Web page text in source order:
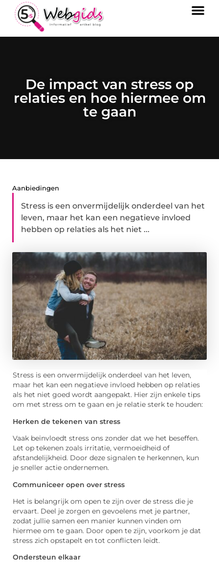
De impact van stress op
relaties en hoe hiermee om
te gaan
Aanbiedingen
Stress is een onvermijdelijk onderdeel van het
leven, maar het kan een negatieve invloed
hebben op relaties als het niet ...
Stress is een onvermijdelijk onderdeel van het leven,
maar het kan een negatieve invloed hebben op relaties
als het niet goed wordt aangepakt. Hier zijn enkele tips
om met stress om te gaan en je relatie sterk te houden:
Herken de tekenen van stress
Vaak beïnvloedt stress ons zonder dat we het beseffen.
Let op tekenen zoals irritatie, vermoeidheid of
afstandelijkheid. Door deze signalen te herkennen, kun
je sneller actie ondernemen.
Communiceer open over stress
Het is belangrijk om open te zijn over de stress die je
ervaart. Deel je zorgen en gevoelens met je partner,
zodat jullie samen een manier kunnen vinden om
hiermee om te gaan. Door open te zijn, voorkom je dat
stress zich opstapelt en tot conflicten leidt.
Ondersteun elkaar